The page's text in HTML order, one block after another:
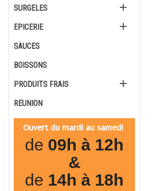
SURGELES 
EPICERIE 
SAUCES
BOISSONS
PRODUITS FRAIS 
REUNION
Ouvert du mardi au samedi
de 09h à 12h
&
de 14h à 18h